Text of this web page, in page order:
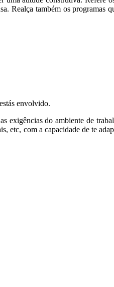
Realça também os programas
envolvido.
exigências do ambiente de
com a capacidade de te